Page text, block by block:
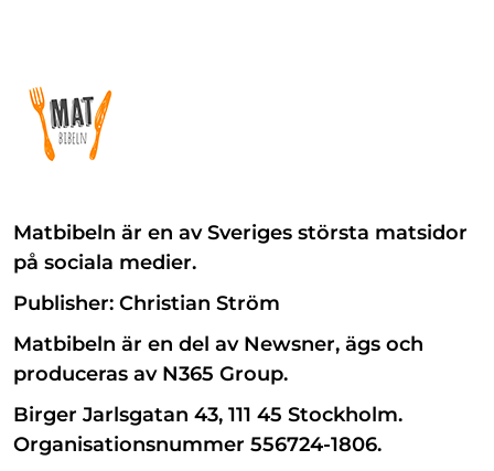
Matbibeln är en av Sveriges största matsidor
på sociala medier.
Publisher: Christian Ström
Matbibeln är en del av Newsner, ägs och
produceras av N365 Group.
Birger Jarlsgatan 43, 111 45 Stockholm.
Organisationsnummer 556724-1806.